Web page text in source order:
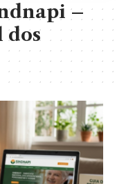
–
dos